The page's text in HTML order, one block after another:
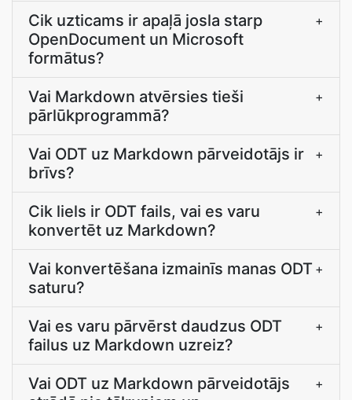
Cik uzticams ir apaļā josla starp
OpenDocument un Microsoft
formātus?
+
Vai Markdown atvērsies tieši
pārlūkprogrammā?
+
Vai ODT uz Markdown pārveidotājs ir
brīvs?
+
Cik liels ir ODT fails, vai es varu
konvertēt uz Markdown?
+
Vai konvertēšana izmainīs manas ODT
saturu?
+
Vai es varu pārvērst daudzus ODT
failus uz Markdown uzreiz?
+
Vai ODT uz Markdown pārveidotājs
+